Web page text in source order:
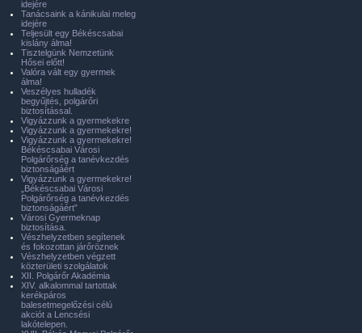
idejére
Tanácsaink a kánikulai meleg
idejére
Teljesült egy Békéscsabai
kislány álma!
Tisztelgünk Nemzetünk
Hősei előtt!
Valóra vált egy gyermek
álma!
Veszélyes hulladék
begyűjtés, polgárőri
biztosítással.
Vigyázzunk a gyermekekre
Vigyázzunk a gyermekekre!
Vigyázzunk a gyermekekre!
Békéscsabai Városi
Polgárőrség a tanévkezdés
biztonságáért
Vigyázzunk a gyermekekre!
„Békéscsabai Városi
Polgárőrség a tanévkezdés
biztonságáért”
Városi Gyermeknap
biztosítása.
Vészhelyzetben segítenek
és fokozottan járőröznek
Vészhelyzetben végzett
közterületi szolgálatok
XII. Polgárőr Akadémia
XIV. alkalommal tartottak
kerékpáros
balesetmegelőzési célú
akciót a Lencsési
lakótelepen.